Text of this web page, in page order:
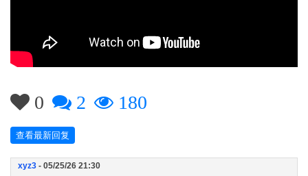
0 2 180
查看最新回复
xyz3 - 05/25/26 21:30